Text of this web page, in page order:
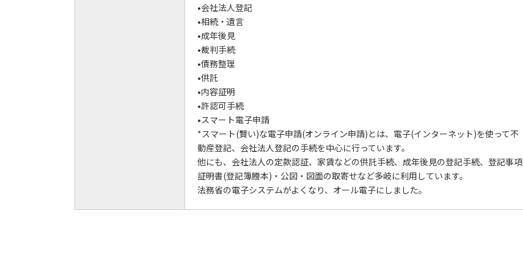
•会社法人登記
•相続・遺言
•成年後見
•裁判手続
•債務整理
•供託
•内容証明
•許認可手続
•スマート電子申請
*スマート(賢い)な電子申請(オンライン申請)とは、電子(インターネット)を使って不
動産登記、会社法人登記の手続を中心に行っています。
他にも、会社法人の定款認証、家賃などの供託手続、成年後見の登記手続、登記事項
証明書(登記簿謄本)・公図・図面の取寄せなど多岐に利用しています。
法務省の電子システムがよくなり、オール電子にしました。